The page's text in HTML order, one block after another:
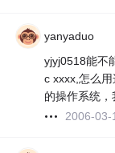
yanyaduo
yjyj0518能不
c xxxx,怎么
的操作系统，
2006-03-